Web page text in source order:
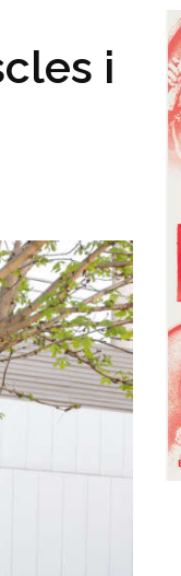
i